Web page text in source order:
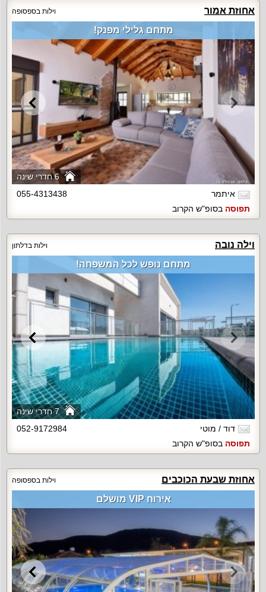
אחוזת אמור וילות בספסופה
6 חדרי שינה
מתחם גלילי מפנק!
איתמר
055-4313438
תפוסה בסופ"ש הקרוב
וילה נובה וילות בדלתון
7 חדרי שינה
מתחם נופש לכל המשפחה!
דוד / מוטי
052-9172984
תפוסה בסופ"ש הקרוב
אחוזת שבעת הכוכבים וילות בספסופה
אירוח VIP מושלם